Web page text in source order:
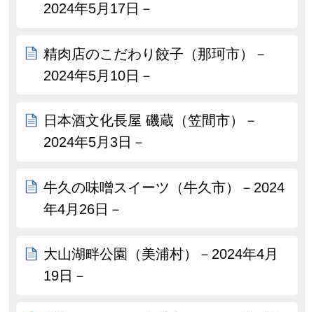
2024年5月17日－
精肉店のこだわり餃子（那珂市）－
2024年5月10日－
日本酒文化長屋 磯蔵（笠間市）－
2024年5月3日－
牛久の味噌スイーツ（牛久市）－2024
年4月26日－
大山湖畔公園（美浦村）－2024年4月
19日－